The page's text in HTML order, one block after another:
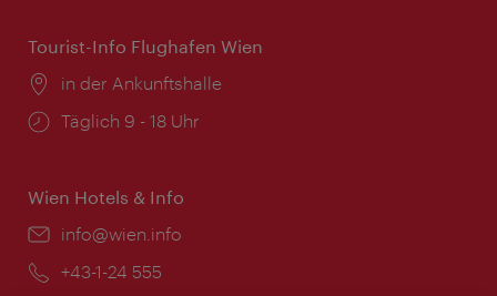
Tourist-Info Flughafen Wien
Ort:
in der Ankunftshalle
Öffnungszeiten:
Täglich 9 - 18 Uhr
Wien Hotels & Info
Email:
info@wien.info
Telefon:
+43-1-24 555